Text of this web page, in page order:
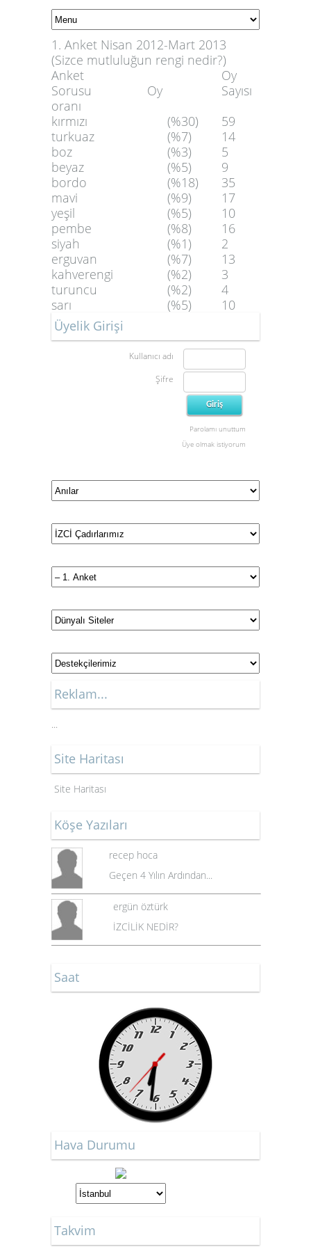
1. Anket Nisan 2012-Mart 2013
(Sizce mutluluğun rengi nedir?)
Anket
Sorusu Oy
oranı
Oy
Sayısı
kırmızı
(%30)
59
turkuaz
(%7)
14
boz
(%3)
5
beyaz
(%5)
9
bordo
(%18)
35
mavi
(%9)
17
yeşil
(%5)
10
pembe
(%8)
16
siyah
(%1)
2
erguvan
(%7)
13
kahverengi
(%2)
3
turuncu
(%2)
4
sarı
(%5)
10
Üyelik Girişi
Kullanıcı adı
Şifre
Parolamı unuttum
Üye olmak istiyorum
Reklam...
...
Site Haritası
Site Haritası
Köşe Yazıları
recep hoca
Geçen 4 Yılın Ardından...
ergün öztürk
İZCİLİK NEDİR?
Saat
Hava Durumu
Takvim